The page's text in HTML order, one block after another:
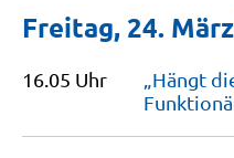
Freitag, 24.
16.05 Uhr
„Hängt